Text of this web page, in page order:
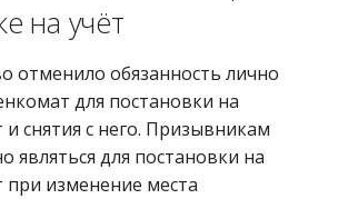
на учёт
отменило обязанность лично
для постановки на
и снятия с него. Призывникам
являться для постановки на
при изменение места